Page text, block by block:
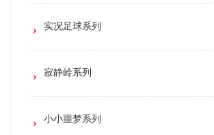
实况足球系列
寂静岭系列
小小噩梦系列